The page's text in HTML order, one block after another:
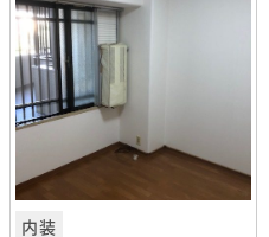
内装